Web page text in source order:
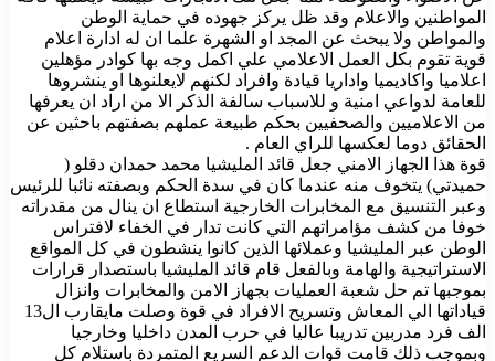
المواطنين والاعلام وقد ظل يركز جهوده في حماية الوطن
والمواطن ولا يبحث عن المجد او الشهرة علما ان له ادارة اعلام
قوية تقوم بكل العمل الاعلامي علي اكمل وجه بها كوادر مؤهلين
اعلاميا واكاديميا واداريا قيادة وافراد لكنهم لايعلنوها او ينشروها
للعامة لدواعي امنية و للاسباب سالفة الذكر الا من اراد ان يعرفها
من الاعلاميين والصحفيين بحكم طبيعة عملهم بصفتهم باحثين عن
الحقائق دوما لعكسها للراي العام .
قوة هذا الجهاز الامني جعل قائد المليشيا محمد حمدان دقلو (
حميدتي) يتخوف منه عندما كان في سدة الحكم وبصفته نائبا للرئيس
وعبر التنسيق مع المخابرات الخارجية استطاع ان ينال من مقدراته
خوفا من كشف مؤامراتهم التي كانت تدار في الخفاء لافتراس
الوطن عبر المليشيا وعملائها الذين كانوا ينشطون في كل المواقع
الاستراتيجية والهامة وبالفعل قام قائد المليشيا باستصدار قرارات
بموجبها تم حل شعبة العمليات بجهاز الامن والمخابرات وانزال
قياداتها الي المعاش وتسريح الافراد في قوة وصلت مايقارب ال13
الف فرد مدربين تدريبا عاليا في حرب المدن داخليا وخارجيا
وبموجب ذلك قامت قوات الدعم السريع المتمردة باستلام كل